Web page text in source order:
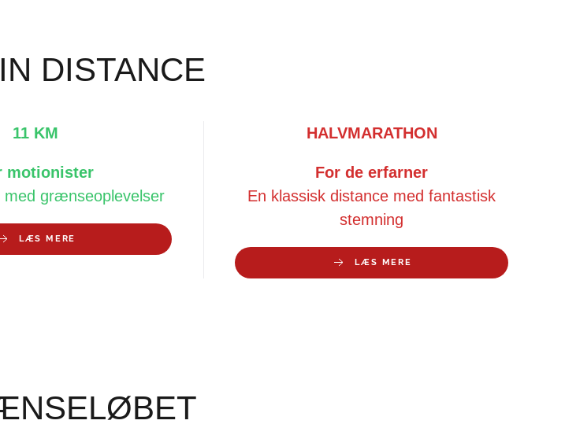
DISTANCE
11 KM
motionister
med grænseoplevelser
LÆS MERE
HALVMARATHON
For de erfarner
En klassisk distance med fantastisk
stemning
LÆS MERE